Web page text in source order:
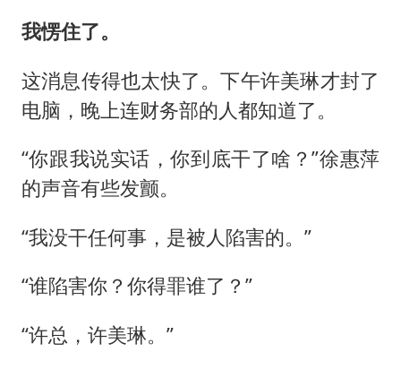
我愣住了。
这消息传得也太快了。下午许美琳才封了
电脑，晚上连财务部的人都知道了。
“你跟我说实话，你到底干了啥？”徐惠萍
的声音有些发颤。
“我没干任何事，是被人陷害的。”
“谁陷害你？你得罪谁了？”
“许总，许美琳。”